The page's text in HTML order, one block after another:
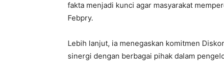
fakta menjadi kunci agar masyarakat
Febpry.
Lebih lanjut, ia menegaskan komitmen
sinergi dengan berbagai pihak dalam